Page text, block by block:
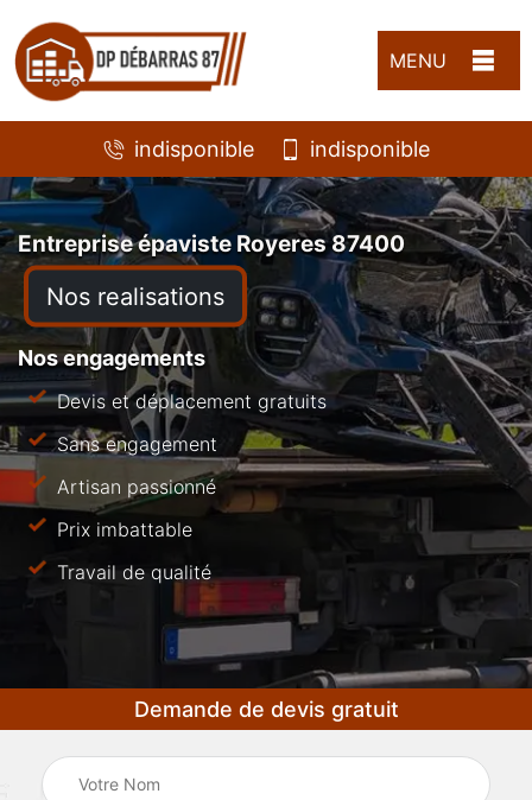
MENU
indisponible indisponible
Entreprise épaviste Royeres 87400
Nos realisations
Nos engagements
Devis et déplacement gratuits
Sans engagement
Artisan passionné
Prix imbattable
Travail de qualité
Demande de devis gratuit